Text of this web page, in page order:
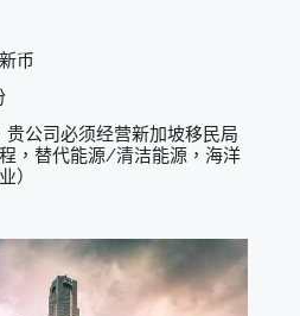
币
贵公司必须经营新加坡移民局
，替代能源/清洁能源，海洋
）